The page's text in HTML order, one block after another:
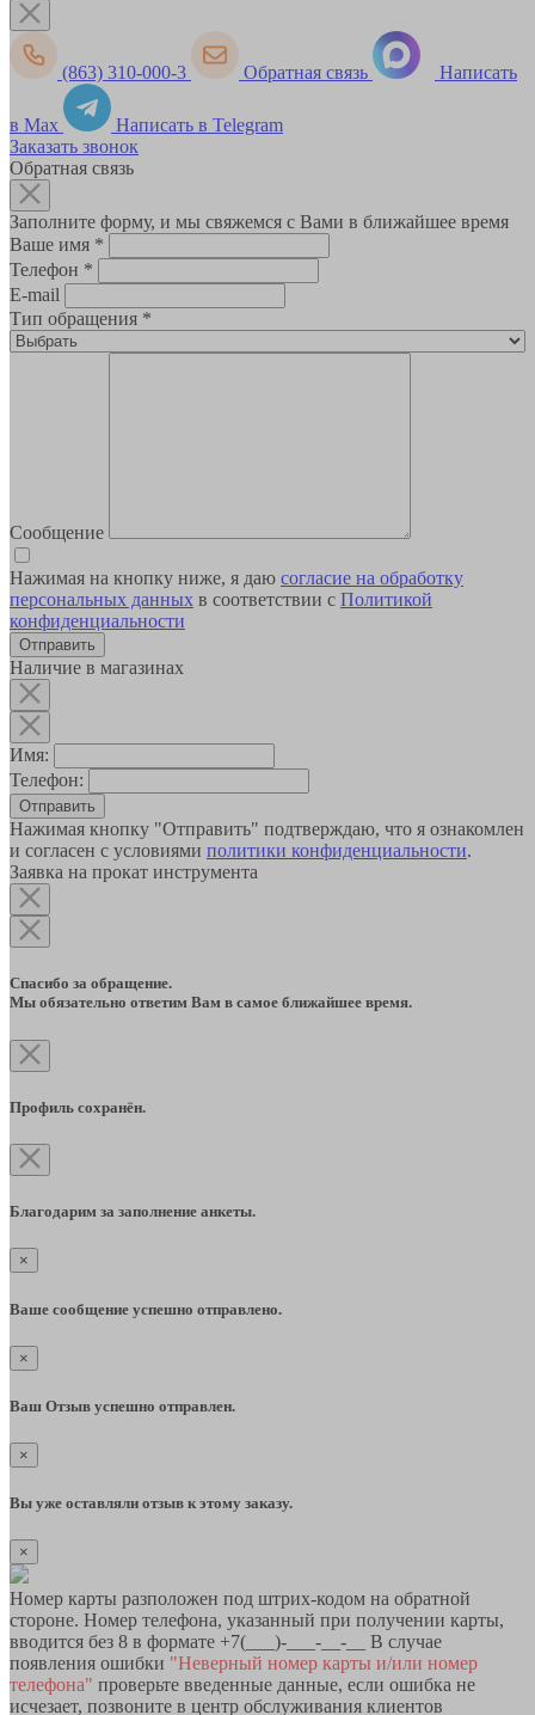
(863) 310-000-3 Обратная связь Написать
в Max
Написать в Telegram
Заказать звонок
Обратная связь
Заполните форму, и мы свяжемся с Вами в ближайшее время
Ваше имя *
Телефон *
E-mail
Тип обращения *
Сообщение
Нажимая на кнопку ниже, я даю согласие на обработку
персональных данных в соответствии с Политикой
конфиденциальности
Наличие в магазинах
Имя:
Телефон:
Отправить
Нажимая кнопку "Отправить" подтверждаю, что я ознакомлен
и согласен с условиями политики конфиденциальности.
Заявка на прокат инструмента
Спасибо за обращение.
Мы обязательно ответим Вам в самое ближайшее время.
Профиль сохранён.
Благодарим за заполнение анкеты.
×
Ваше сообщение успешно отправлено.
×
Ваш Отзыв успешно отправлен.
×
Вы уже оставляли отзыв к этому заказу.
×
Номер карты разположен под штрих-кодом на обратной
стороне. Номер телефона, указанный при получении карты,
вводится без 8 в формате +7(___)-___-__-__ В случае
появления ошибки "Неверный номер карты и/или номер
телефона" проверьте введенные данные, если ошибка не
исчезает, позвоните в центр обслуживания клиентов